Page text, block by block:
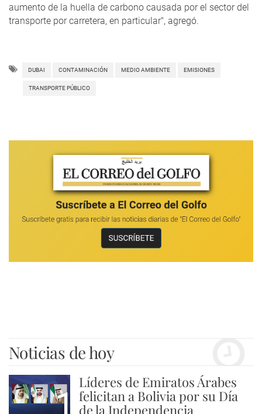
aumento de la huella de carbono causada por el sector del
transporte por carretera, en particular", agregó.
DUBAI CONTAMINACIÓN MEDIO AMBIENTE EMISIONES
TRANSPORTE PÚBLICO
Noticias de hoy
1
Líderes de Emiratos Árabes
felicitan a Bolivia por su Día
de la Independencia